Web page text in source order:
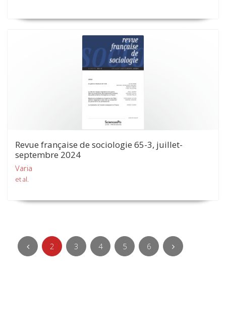
Revue française de sociologie 65-3, juillet-
septembre 2024
Varia
et al.
2 3 4 5 6